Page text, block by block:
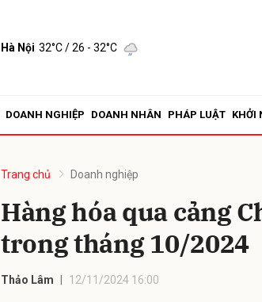
Hà Nội 32°C/ 26 - 32°C
DOANH NGHIỆP DOANH NHÂN PHÁP LUẬT KHỞI
Trang chủ Doanh nghiệp
Hàng hóa qua cảng
trong tháng 10/2024
Thảo Lâm 12/11/2024 16:00